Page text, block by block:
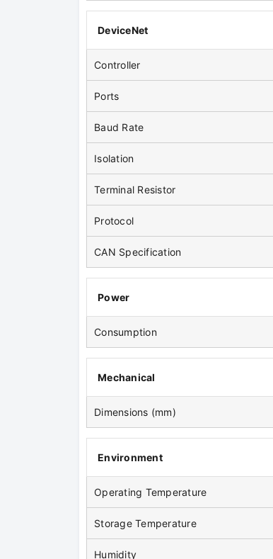
DeviceNet
Controller
Ports
Baud Rate
Isolation
Terminal Resistor
Protocol
CAN Specification
Power
Consumption
Mechanical
Dimensions (mm)
Environment
Operating Temperature
Storage Temperature
Humidity